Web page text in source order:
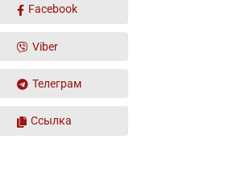
Facebook
Viber
Телеграм
Ссылка